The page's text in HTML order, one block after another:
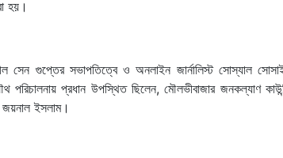
হয়।
সেন গুপ্তের সভাপতিত্বে ও অনলাইন জার্নালিস্ট সোস্যাল
প্রধান উপস্থিত ছিলেন, মৌলভীবাজার জনকল্যাণ
জয়নাল ইসলাম।